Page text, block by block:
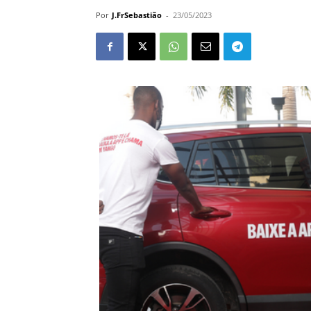
Por J.FrSebastião - 23/05/2023